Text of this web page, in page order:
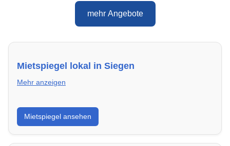
mehr Angebote
Mietspiegel lokal in Siegen
Mehr anzeigen
Erhalte einen Überblick über die aktuellen Mietpreise
regional in Siegen. So weißt du genau, welche Miete
fair ist und wo sich ein Vergleich lohnt.
Mietspiegel ansehen